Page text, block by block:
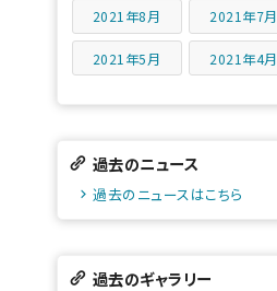
2021年8月 2021年7月
2021年5月 2021年4月
過去のニュース
過去のニュースはこちら
過去のギャラリー